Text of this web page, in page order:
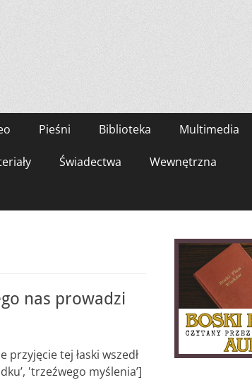
Pieśni Biblioteka Multimedia
Świadectwa Wewnętrzna
nas prowadzi
przyjęcie tej łaski wszedł
'trzeźwego myślenia’]